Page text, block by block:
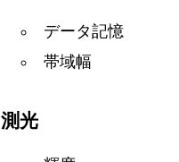
データ記憶
帯域幅
測光